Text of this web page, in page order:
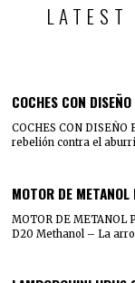
COCHES CON
COCHES CON DISEÑO
rebelión contra el
MOTOR DE
MOTOR DE METANOL
D20 Methanol – La